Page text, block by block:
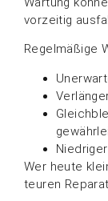
vorzeitig
Regelmäßige
Wer heute
teuren